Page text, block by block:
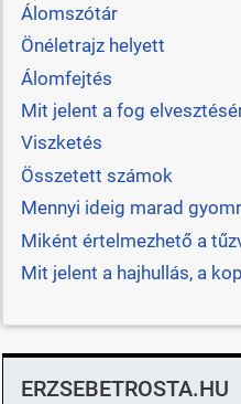
Álomszótár
Önéletrajz helyett
Álomfejtés
Mit jelent a fog
Viszketés
Összetett számok
Mennyi ideig marad
Miként értelmezhető a
Mit jelent a hajhullás, a
ERZSEBETROSTA.HU